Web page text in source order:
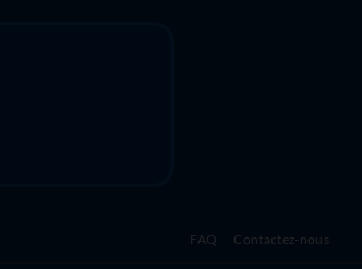
FAQ Contactez-nous